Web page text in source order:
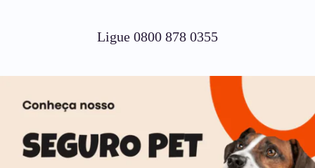
Ligue 0800 878 0355